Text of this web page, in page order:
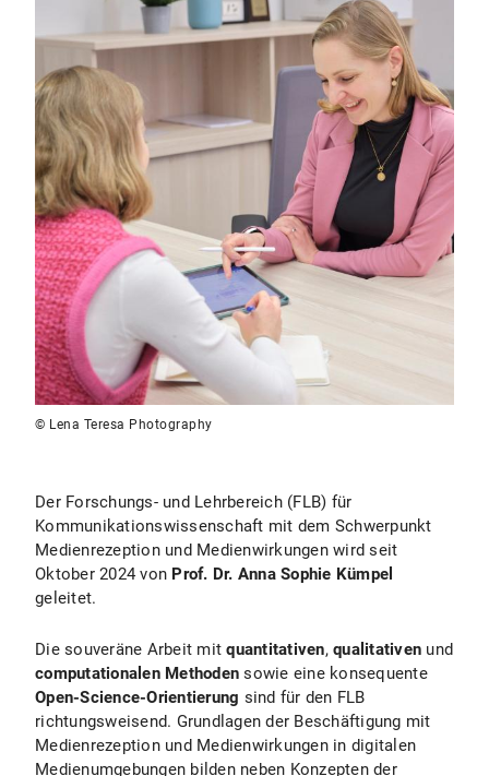
© Lena Teresa Photography
Der Forschungs- und Lehrbereich (FLB) für
Kommunikationswissenschaft mit dem Schwerpunkt
Medienrezeption und Medienwirkungen wird seit
Oktober 2024 von Prof. Dr. Anna Sophie Kümpel
geleitet.
Die souveräne Arbeit mitquantitativen, qualitativen und
computationalen Methoden sowie eine konsequente
Open-Science-Orientierung sind für den FLB
richtungsweisend. Grundlagen der Beschäftigung mit
Medienrezeption und Medienwirkungen in digitalen
Medienumgebungen bilden neben Konzepten der